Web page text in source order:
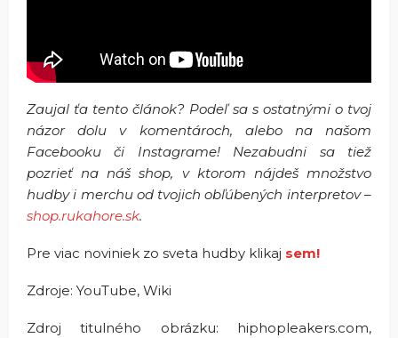
Zaujal ťa tento článok? Podeľ sa s ostatnými o tvoj
názor dolu v komentároch, alebo na našom
Facebooku či Instagrame! Nezabudni sa tiež
pozrieť na náš shop, v ktorom nájdeš množstvo
hudby i merchu od tvojich obľúbených interpretov –
shop.rukahore.sk.
Pre viac noviniek zo sveta hudby klikaj sem!
Zdroje: YouTube, Wiki
Zdroj titulného obrázku: hiphopleakers.com,